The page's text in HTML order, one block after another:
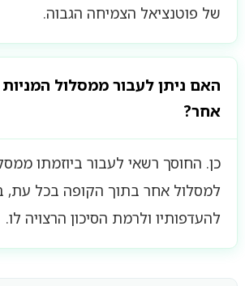
של פוטנציאל הצמיחה הגבוה.
האם ניתן לעבור ממסלול
אחר?
כן. החוסך רשאי לעבור ביוזמתו
למסלול אחר בתוך הקופה בכל
להעדפותיו ולרמת הסיכון הרצויה לו.